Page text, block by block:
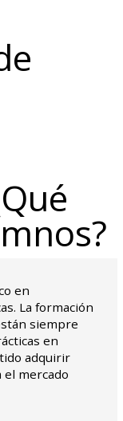
en
La formación
siempre
en
adquirir
mercado